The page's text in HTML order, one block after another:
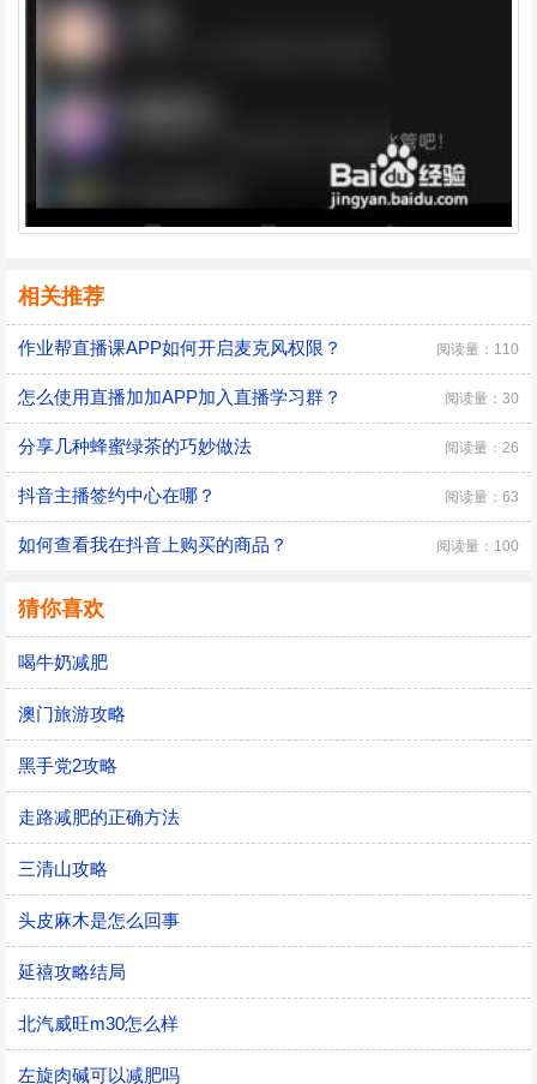
相关推荐
作业帮直播课APP如何开启麦克风权限？ 阅读量：110
怎么使用直播加加APP加入直播学习群？ 阅读量：30
分享几种蜂蜜绿茶的巧妙做法 阅读量：26
抖音主播签约中心在哪？ 阅读量：63
如何查看我在抖音上购买的商品？ 阅读量：100
猜你喜欢
喝牛奶减肥
澳门旅游攻略
黑手党2攻略
走路减肥的正确方法
三清山攻略
头皮麻木是怎么回事
延禧攻略结局
北汽威旺m30怎么样
左旋肉碱可以减肥吗